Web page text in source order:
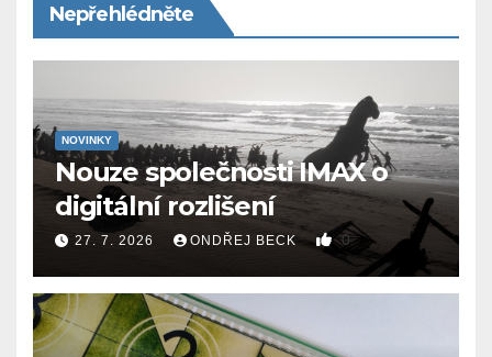
Nepřehlédněte
NOVINKY
Nouze společnosti IMAX o
digitální rozlišení
27. 7. 2026 ONDŘEJ BECK 0